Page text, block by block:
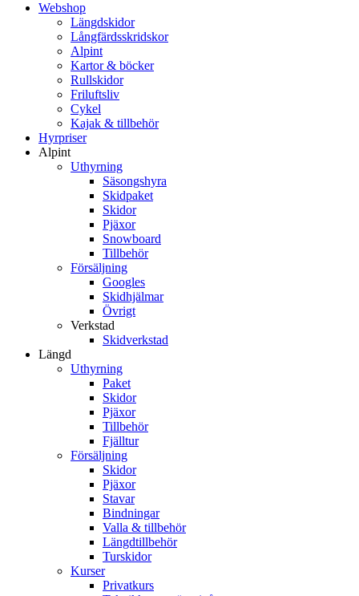
Webshop
Längdskidor
Långfärdsskridskor
Alpint
Kartor & böcker
Rullskidor
Friluftsliv
Cykel
Kajak & tillbehör
Hyrpriser
Alpint
Uthyrning
Säsongshyra
Skidpaket
Skidor
Pjäxor
Snowboard
Tillbehör
Försäljning
Googles
Skidhjälmar
Övrigt
Verkstad
Skidverkstad
Längd
Uthyrning
Paket
Skidor
Pjäxor
Tillbehör
Fjälltur
Försäljning
Skidor
Pjäxor
Stavar
Bindningar
Valla & tillbehör
Längdtillbehör
Turskidor
Kurser
Privatkurs